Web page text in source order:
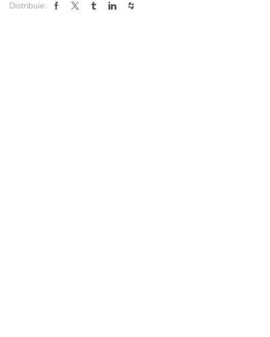
Distribuie: